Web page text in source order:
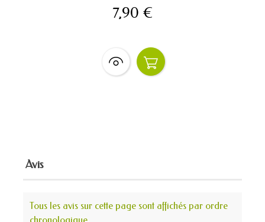
7,90 €
Avis
Tous les avis sur cette page sont affichés par ordre
chronologique.